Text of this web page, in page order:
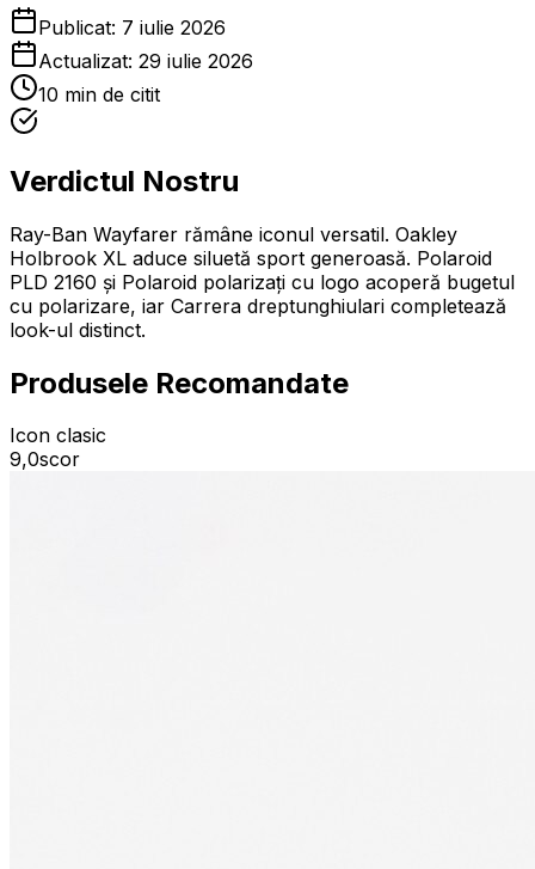
Publicat: 7 iulie 2026
Actualizat: 29 iulie 2026
10 min de citit
Verdictul Nostru
Ray-Ban Wayfarer rămâne iconul versatil. Oakley
Holbrook XL aduce siluetă sport generoasă. Polaroid
PLD 2160 și Polaroid polarizați cu logo acoperă bugetul
cu polarizare, iar Carrera dreptunghiulari completează
look-ul distinct.
Produsele Recomandate
Icon clasic
9,0scor